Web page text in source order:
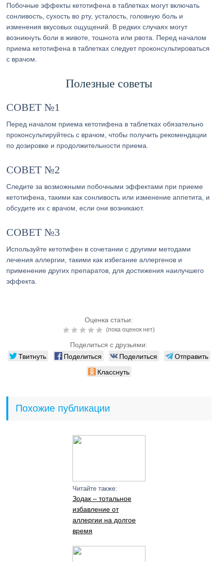
Побочные эффекты кетотифена в таблетках могут включать
сонливость, сухость во рту, усталость, головную боль и
изменения вкусовых ощущений. В редких случаях могут
возникнуть боли в животе, тошнота или рвота. Перед началом
приема кетотифена в таблетках следует проконсультироваться
с врачом.
Полезные советы
СОВЕТ №1
Перед началом приема кетотифена в таблетках обязательно
проконсультируйтесь с врачом, чтобы получить рекомендации
по дозировке и продолжительности приема.
СОВЕТ №2
Следите за возможными побочными эффектами при приеме
кетотифена, такими как сонливость или изменение аппетита, и
обсудите их с врачом, если они возникают.
СОВЕТ №3
Используйте кетотифен в сочетании с другими методами
лечения аллергии, такими как избегание аллергенов и
применение других препаратов, для достижения наилучшего
эффекта.
Оценка статьи:
(пока оценок нет)
Поделиться с друзьями:
Твитнуть Поделиться Поделиться
Отправить
Класснуть
Похожие публикации
Читайте также:
Зодак – тотальное
избавление от
аллергии на долгое
время